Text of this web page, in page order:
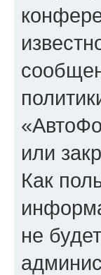
или
Как
не